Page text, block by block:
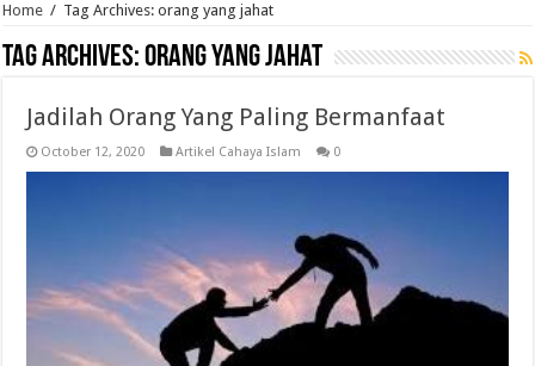
Home / Tag Archives: orang yang jahat
Tag Archives:orang yang jahat
Jadilah Orang Yang Paling Bermanfaat
October 12, 2020 Artikel Cahaya Islam 0